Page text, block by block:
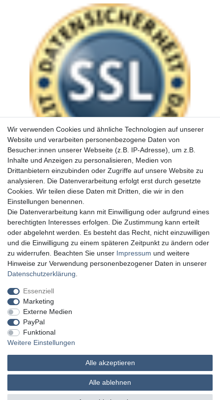
MATHES Werkzeuge und Maschinen
Wir verwenden Cookies und ähnliche Technologien auf unserer
Website und verarbeiten personenbezogene Daten von
Besucher:innen unserer Webseite (z.B. IP-Adresse), um z.B.
Inhalte und Anzeigen zu personalisieren, Medien von
Drittanbietern einzubinden oder Zugriffe auf unsere Website zu
analysieren. Die Datenverarbeitung erfolgt erst durch gesetzte
Cookies. Wir teilen diese Daten mit Dritten, die wir in den
Einstellungen benennen.
Die Datenverarbeitung kann mit Einwilligung oder aufgrund eines
berechtigten Interesses erfolgen. Die Zustimmung kann erteilt
oder abgelehnt werden. Es besteht das Recht, nicht einzuwilligen
und die Einwilligung zu einem späteren Zeitpunkt zu ändern oder
zu widerrufen. Beachten Sie unser Impressum und weitere
Hinweise zur Verwendung personenbezogener Daten in unserer
Daten­schutz­erklärung
Essenziell
Marketing
Externe Medien
PayPal
Funktional
Weitere Einstellungen
Alle akzeptieren
Alle ablehnen